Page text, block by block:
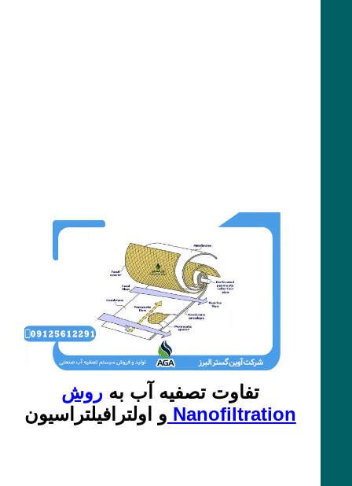
تفاوت تصفیه آب بهروش
Nanofiltration و اولترافیلتراسیون